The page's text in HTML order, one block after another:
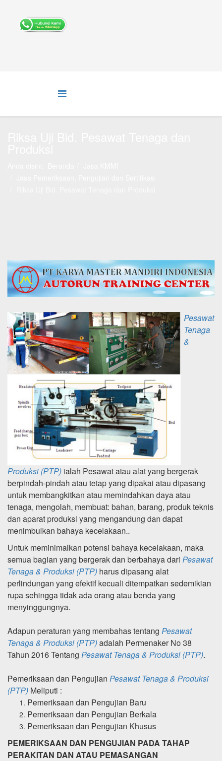
Pesawat
Tenaga
&
Produksi (PTP) ialah Pesawat atau alat yang bergerak
berpindah-pindah atau tetap yang dipakai atau dipasang
untuk membangkitkan atau memindahkan daya atau
tenaga, mengolah, membuat: bahan, barang, produk teknis
dan aparat produksi yang mengandung dan dapat
menimbulkan bahaya kecelakaan..
Untuk meminimalkan potensi bahaya kecelakaan, maka
semua bagian yang bergerak dan berbahaya dari Pesawat
Tenaga & Produksi (PTP) harus dipasang alat
perlindungan yang efektif kecuali ditempatkan sedemikian
rupa sehingga tidak ada orang atau benda yang
menyinggungnya.
Adapun peraturan yang membahas tentang Pesawat
Tenaga & Produksi (PTP)adalah Permenaker No 38
Tahun 2016 Tentang Pesawat Tenaga & Produksi (PTP).
Pemeriksaan dan Pengujian Pesawat Tenaga & Produksi
(PTP) Meliputi :
Pemeriksaan dan Pengujian Baru
Pemeriksaan dan Pengujian Berkala
Pemeriksaan dan Pengujian Khusus
PEMERIKSAAN DAN PENGUJIAN PADA TAHAP
PERAKITAN DAN ATAU PEMASANGAN